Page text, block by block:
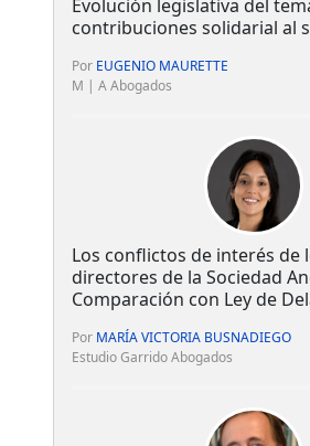
Evolución legislativa del
contribuciones solidarial al
Por EUGENIO MAURETTE
M | A Abogados
Los conflictos de interés de
directores de la Sociedad
Comparación con Ley de
Por MARÍA VICTORIA BUSNADIEGO
Estudio Garrido Abogados